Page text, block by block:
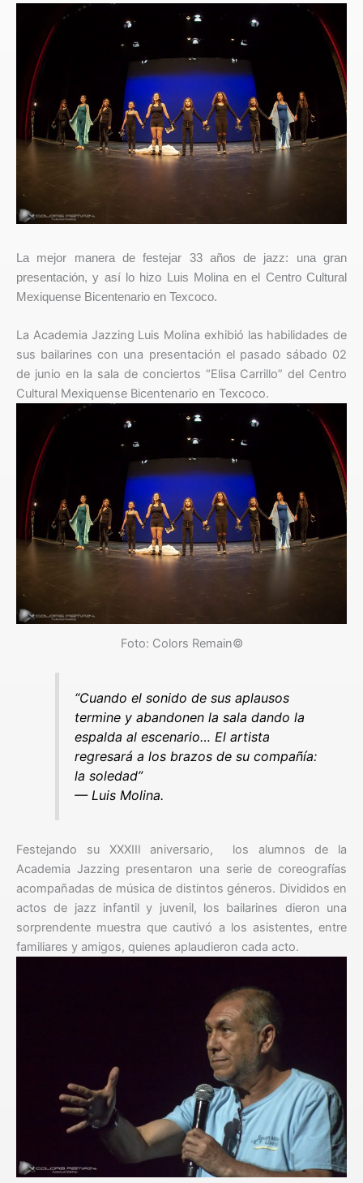
La mejor manera de festejar 33 años de jazz: una gran
presentación, y así lo hizo Luis Molina en el Centro Cultural
Mexiquense Bicentenario en Texcoco.
La Academia Jazzing Luis Molina exhibió las habilidades de
sus bailarines con una presentación el pasado sábado 02
de junio en la sala de conciertos “Elisa Carrillo” del Centro
Cultural Mexiquense Bicentenario en Texcoco.
Foto: Colors Remain©
“Cuando el sonido de sus aplausos
termine y abandonen la sala dando la
espalda al escenario… El artista
regresará a los brazos de su compañía:
la soledad”
— Luis Molina.
Festejando su XXXIII aniversario, los alumnos de la
Academia Jazzing presentaron una serie de coreografías
acompañadas de música de distintos géneros. Divididos en
actos de jazz infantil y juvenil, los bailarines dieron una
sorprendente muestra que cautivó a los asistentes, entre
familiares y amigos, quienes aplaudieron cada acto.